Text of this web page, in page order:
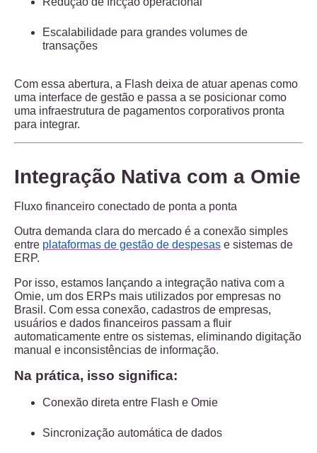
Escalabilidade para grandes volumes de
transações
Com essa abertura, a Flash deixa de atuar apenas como
uma interface de gestão e passa a se posicionar como
uma infraestrutura de pagamentos corporativos pronta
para integrar.
Integração Nativa com a Omie
Fluxo financeiro conectado de ponta a ponta
Outra demanda clara do mercado é a conexão simples
entre plataformas de gestão de despesas e sistemas de
ERP.
Por isso, estamos lançando a integração nativa com a
Omie, um dos ERPs mais utilizados por empresas no
Brasil. Com essa conexão, cadastros de empresas,
usuários e dados financeiros passam a fluir
automaticamente entre os sistemas, eliminando digitação
manual e inconsistências de informação.
Na prática, isso significa:
Conexão direta entre Flash e Omie
Sincronização automática de dados